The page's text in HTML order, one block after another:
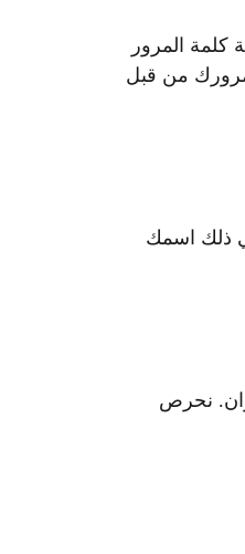
المرور
مرورك من قبل
في ذلك اسمك
نحرص